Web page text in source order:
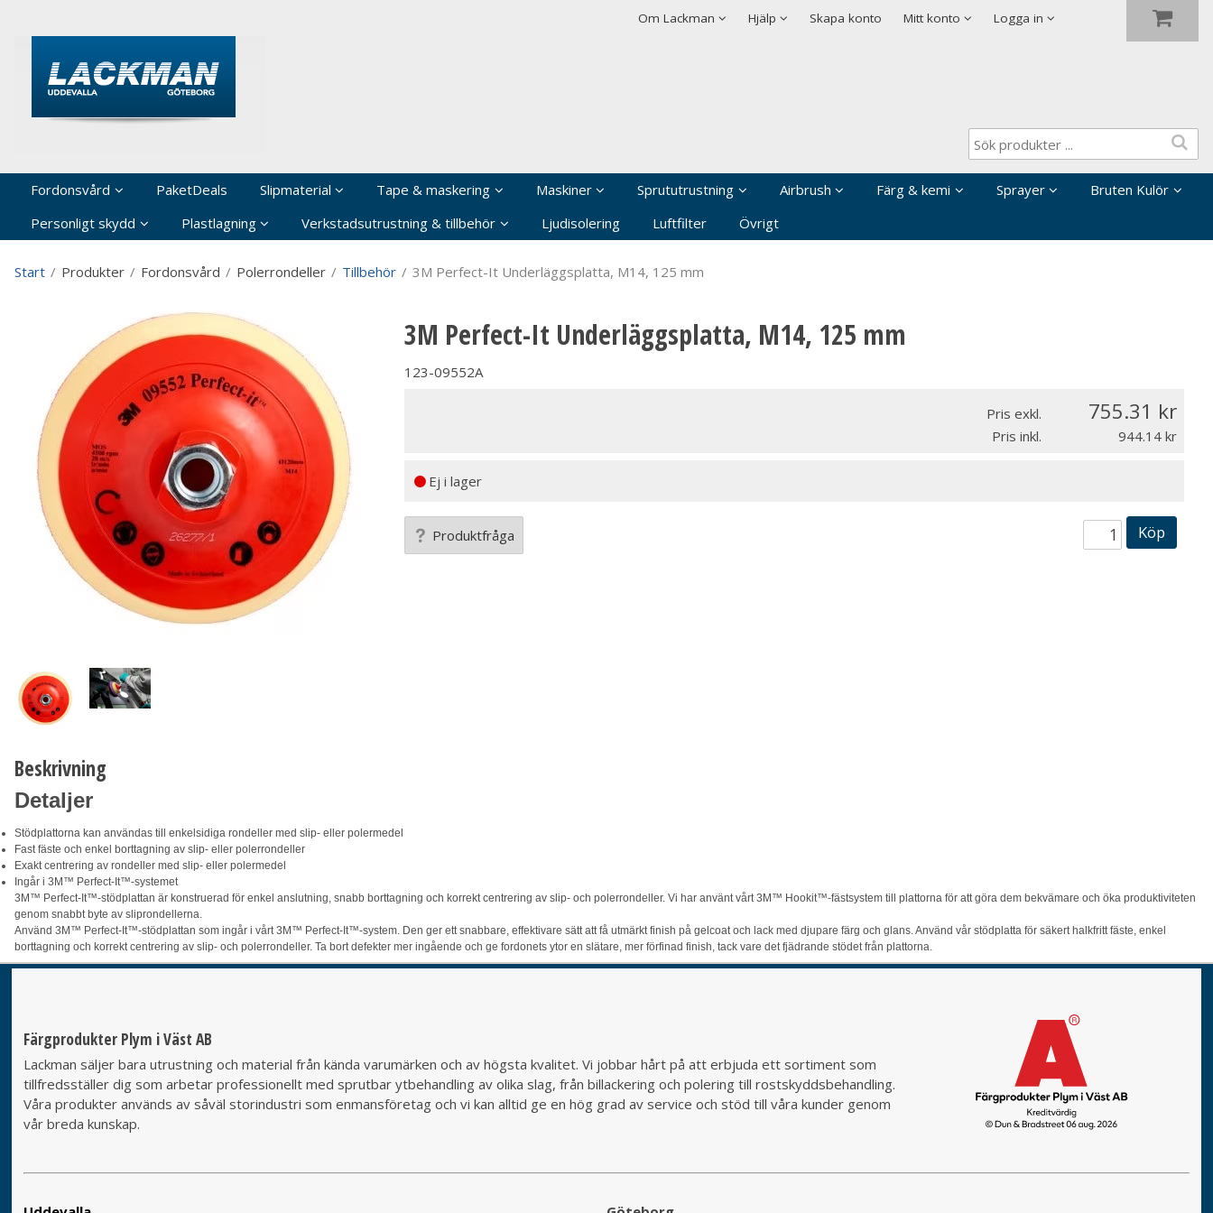
Om Lackman
Villkor Hjälp
Integritetspolicy Skapa konto Mitt konto Logga in
Skapa nytt konto
Fordonsvård PaketDeals Slipmaterial Tape & maskering Maskiner Sprututrustning Airbrush Färg & kemi Sprayer
Bruten Kulör
Personligt skydd
Plastlagning Verkstadsutrustning & tillbehör Ljudisolering Luftfilter Övrigt
Start / Produkter / Fordonsvård / Polerrondeller / Tillbehör / 3M Perfect-It Underläggsplatta, M14, 125 mm
3M Perfect-It Underläggsplatta, M14, 125 mm
123-09552A
Pris exkl. 755.31
Pris inkl. 944.14
Ej i lager
Produktfråga Köp
Beskrivning
Detaljer
Stödplattorna kan användas till enkelsidiga rondeller med slip- eller polermedel
Fast fäste och enkel borttagning av slip- eller polerrondeller
Exakt centrering av rondeller med slip- eller polermedel
Ingår i 3M™ Perfect-It™-systemet
3M™ Perfect-It™-stödplattan är konstruerad för enkel anslutning, snabb borttagning och korrekt centrering av slip- och polerrondeller. Vi har använt vårt 3M™ Hookit™-fästsystem till plattorna för att göra dem bekvämare och öka produktiviteten
genom snabbt byte av sliprondellerna.
Använd 3M™ Perfect-It™-stödplattan som ingår i vårt 3M™ Perfect-It™-system. Den ger ett snabbare, effektivare sätt att få utmärkt finish på gelcoat och lack med djupare färg och glans. Använd vår stödplatta för säkert halkfritt fäste, enkel
borttagning och korrekt centrering av slip- och polerrondeller. Ta bort defekter mer ingående och ge fordonets ytor en slätare, mer förfinad finish, tack vare det fjädrande stödet från plattorna.
Färgprodukter Plym i Väst AB
Lackman säljer bara utrustning och material från kända varumärken och av högsta kvalitet. Vi jobbar hårt på att erbjuda ett sortiment som
tillfredsställer dig som arbetar professionellt med sprutbar ytbehandling av olika slag, från billackering och polering till rostskyddsbehandling.
Våra produkter används av såväl storindustri som enmansföretag och vi kan alltid ge en hög grad av service och stöd till våra kunder genom
vår breda kunskap.